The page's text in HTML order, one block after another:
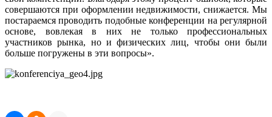
совершаются при оформлении недвижимости, снижается. Мы
постараемся проводить подобные конференции на регулярной
основе, вовлекая в них не только профессиональных
участников рынка, но и физических лиц, чтобы они были
больше погружены в эти вопросы».